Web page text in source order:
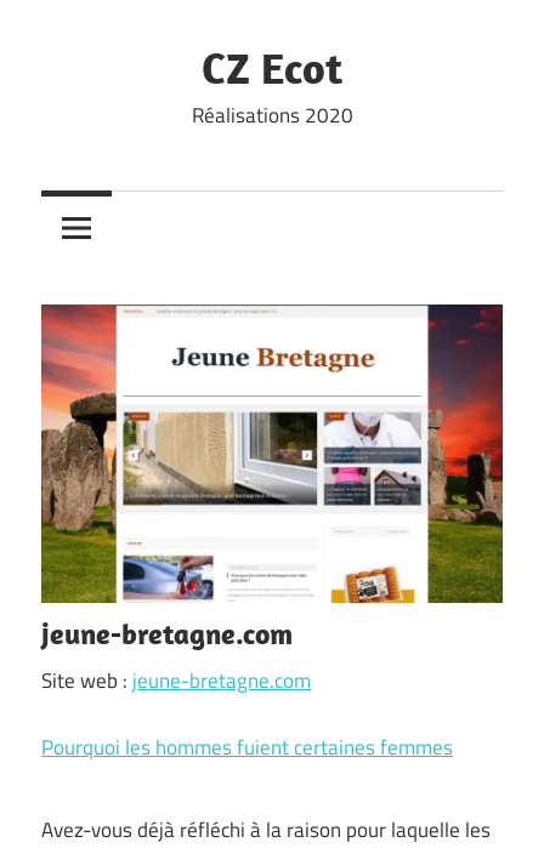
CZ Ecot
Réalisations 2020
jeune-bretagne.com
Site web : jeune-bretagne.com
Pourquoi les hommes fuient certaines femmes
Avez-vous déjà réfléchi à la raison pour laquelle les